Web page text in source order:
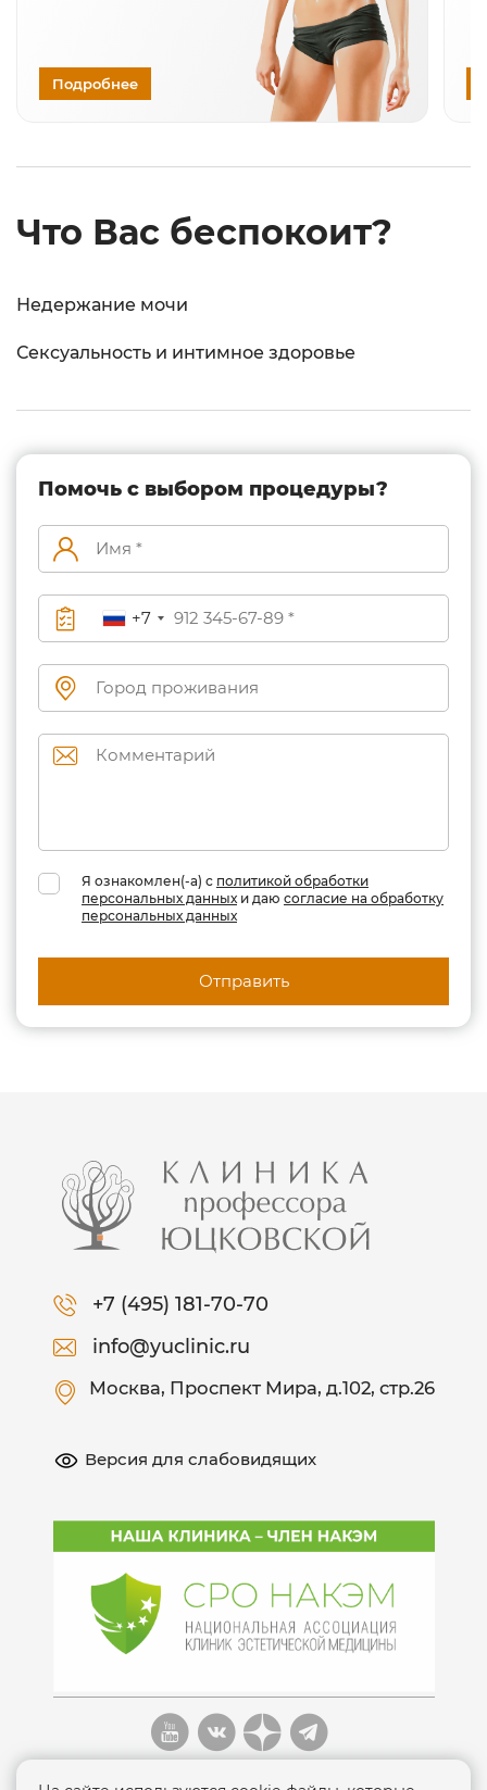
Подробнее
Что Вас беспокоит?
Недержание мочи
Сексуальность и интимное здоровье
Помочь с выбором процедуры?
+7
Я ознакомлен(-а) с политикой обработки
персональных данных и даю согласие на обработку
персональных данных
Отправить
+7 (495) 181-70-70
info@yuclinic.ru
Москва, Проспект Мира, д.102, стр.26
Версия для слабовидящих